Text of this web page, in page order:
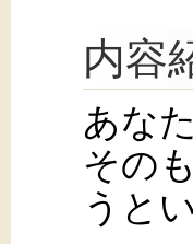
内容
あな
その
うと